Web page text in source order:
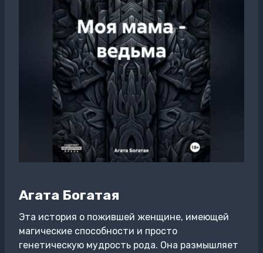
Агата Богатая
Эта история о пожившей женщине, имеющей
магические способности и просто
генетическую мудрость рода. Она размышляет